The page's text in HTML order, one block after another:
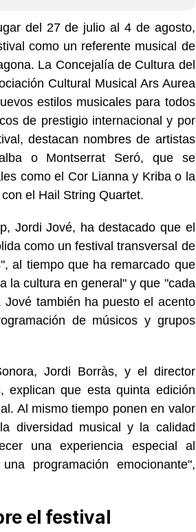
del 27 de julio al 4 de agosto,
como un referente musical de
La Concejalía de Cultura del
Cultural Musical Ars Aurea
estilos musicales para todos
de prestigio internacional y por
destacan nombres de artistas
o Montserrat Seró, que se
como el Cor Lianna y Kriba o la
el Hail String Quartet.
Jordi Jové, ha destacado que el
como un festival transversal de
al tiempo que ha remarcado que
la cultura en general" y que "cada
también ha puesto el acento
de músicos y grupos
Jordi Borràs, y el director
explican que esta quinta edición
Al mismo tiempo ponen en valor
diversidad musical y la calidad
una experiencia especial al
programación emocionante",
el festival